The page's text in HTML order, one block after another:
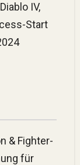
IV,
Start
für